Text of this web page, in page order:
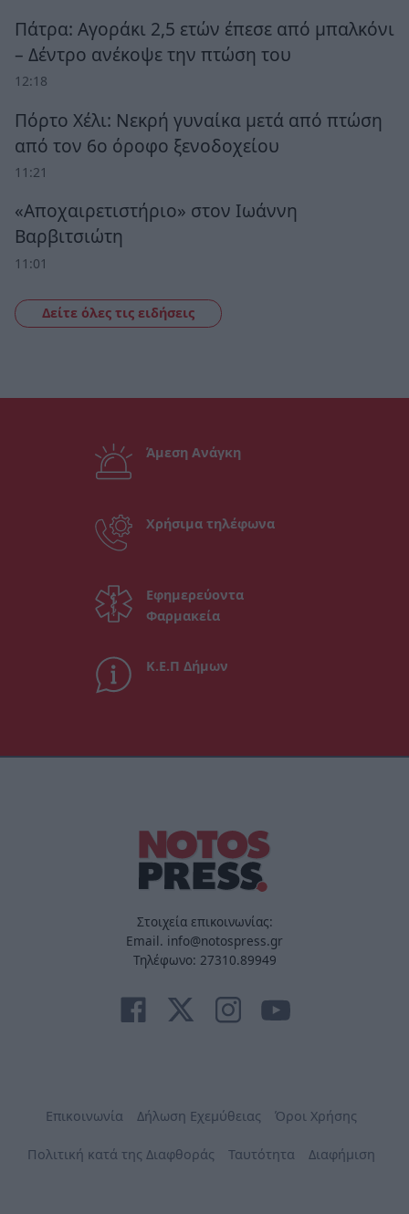
Πάτρα: Αγοράκι 2,5 ετών έπεσε από μπαλκόνι
– Δέντρο ανέκοψε την πτώση του
12:18
Πόρτο Χέλι: Νεκρή γυναίκα μετά από πτώση
από τον 6ο όροφο ξενοδοχείου
11:21
«Αποχαιρετιστήριο» στον Ιωάννη
Βαρβιτσιώτη
11:01
Δείτε όλες τις ειδήσεις
Άμεση Ανάγκη
Χρήσιμα τηλέφωνα
Εφημερεύοντα
Φαρμακεία
Κ.Ε.Π Δήμων
Στοιχεία επικοινωνίας:
Email. info@notospress.gr
Τηλέφωνο: 27310.89949
Επικοινωνία Δήλωση Εχεμύθειας Όροι Χρήσης
Πολιτική κατά της Διαφθοράς Ταυτότητα Διαφήμιση